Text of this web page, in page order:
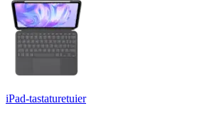
iPad-tastaturetuier